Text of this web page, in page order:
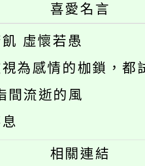
喜愛名言
虛懷若愚
為感情的枷鎖，都
間流逝的風
相關連結